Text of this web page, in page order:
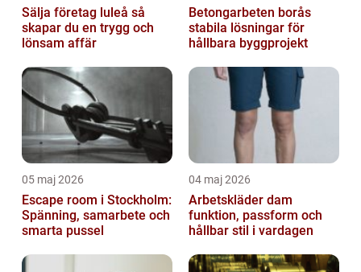
Sälja företag luleå så
skapar du en trygg och
lönsam affär
Betongarbeten borås
stabila lösningar för
hållbara byggprojekt
05 maj 2026
Escape room i Stockholm:
Spänning, samarbete och
smarta pussel
04 maj 2026
Arbetskläder dam
funktion, passform och
hållbar stil i vardagen